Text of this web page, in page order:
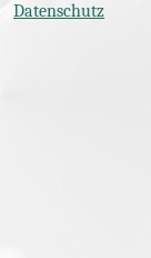
Datenschutz